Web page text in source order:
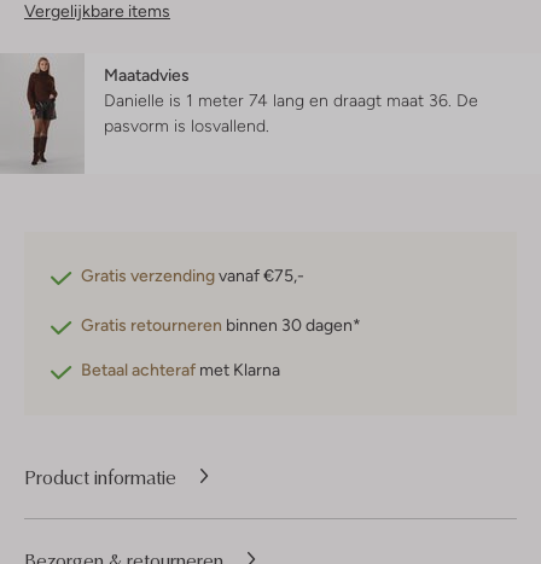
Vergelijkbare items
Maatadvies
Danielle is 1 meter 74 lang en draagt maat 36. De
pasvorm is losvallend
Gratis verzendingvanaf €75,-
Gratis retourneren binnen 30 dagen*
Betaal achteraf met Klarna
Product informatie